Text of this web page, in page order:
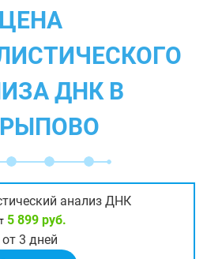
ЦЕНА
ДНК В
анализ ДНК
5 899 руб.
от 3 дней